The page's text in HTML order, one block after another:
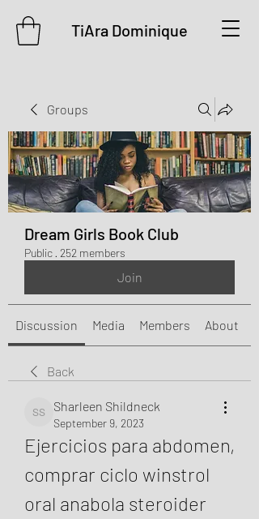
TiAra Dominique
Groups
Dream Girls Book Club
Public · 252 members
Join
Discussion Media Members About
Back
Sharleen Shildneck
Sharleen Shildneck
September 9, 2023
Ejercicios para abdomen,
comprar ciclo winstrol
oral anabola steroider